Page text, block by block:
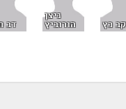
כץ
ניצן
הורוביץ דב